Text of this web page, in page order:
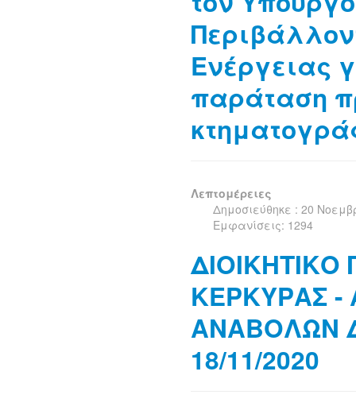
Ενέργειας
παράταση
Λεπτομέρειες
Δημοσιεύθηκε : 20
Εμφανίσεις: 1294
ΔΙΟΙΚΗΤΙΚΟ
ΚΕΡΚΥΡΑΣ -
ΑΝΑΒΟΛΩΝ
18/11/2020